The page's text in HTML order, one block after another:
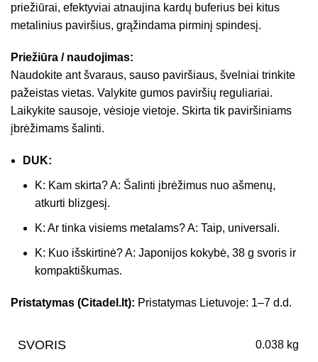
priežiūrai, efektyviai atnaujina kardų buferius bei kitus
metalinius paviršius, grąžindama pirminį spindesį.
Priežiūra / naudojimas:
Naudokite ant švaraus, sauso paviršiaus, švelniai trinkite
pažeistas vietas. Valykite gumos paviršių reguliariai.
Laikykite sausoje, vėsioje vietoje. Skirta tik paviršiniams
įbrėžimams šalinti.
DUK:
K: Kam skirta? A: Šalinti įbrėžimus nuo ašmenų,
atkurti blizgesį.
K: Ar tinka visiems metalams? A: Taip, universali.
K: Kuo išskirtinė? A: Japonijos kokybė, 38 g svoris ir
kompaktiškumas.
Pristatymas (Citadel.lt): Pristatymas Lietuvoje: 1–7 d.d.
SVORIS 0.038 kg